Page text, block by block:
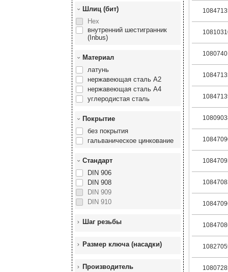
Шлиц (бит)
Hex
внутренний шестигранник
(Inbus)
Материал
латунь
нержавеющая сталь А2
нержавеющая сталь А4
углеродистая сталь
Покрытие
без покрытия
гальваническое цинкование
Стандарт
DIN 906
DIN 908
DIN 909
DIN 910
Шаг резьбы
Размер ключа (насадки)
Производитель